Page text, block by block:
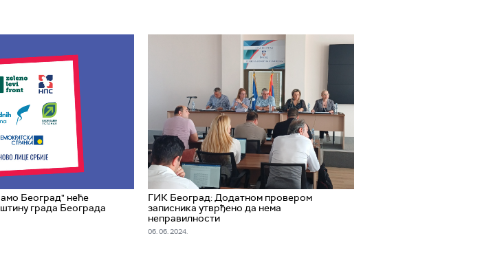
Београд" неће
града Београда
ГИК Београд: Додатном провером
записника утврђено да нема
неправилности
06. 06. 2024.